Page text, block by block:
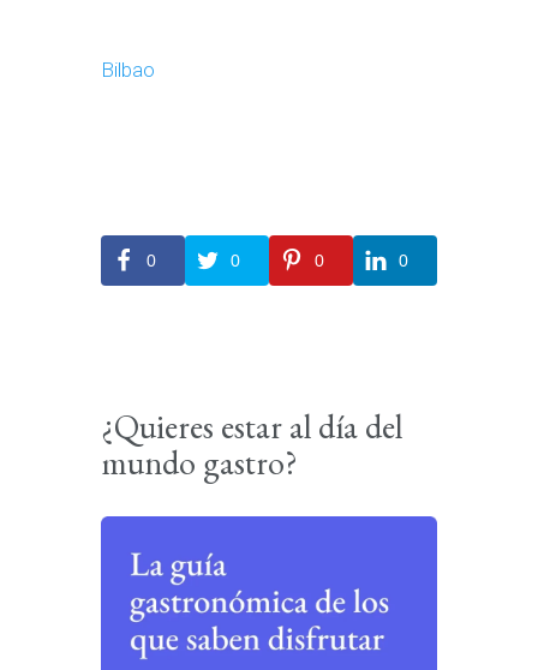
Bilbao
0 0 0 0
¿Quieres estar al día del
mundo gastro?